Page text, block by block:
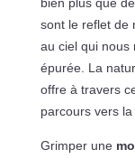
bien plus que
sont le reflet de
au ciel qui nous
épurée. La
offre à travers
parcours vers
Grimper une